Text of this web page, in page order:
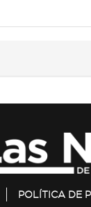
POLÍTICA DE